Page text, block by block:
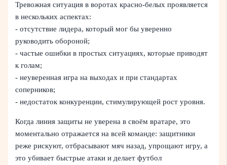
Тревожная ситуация в воротах красно-белых проявляется
в нескольких аспектах:
- отсутствие лидера, который мог бы уверенно
руководить обороной;
- частые ошибки в простых ситуациях, которые приводят
к голам;
- неуверенная игра на выходах и при стандартах
соперников;
- недостаток конкуренции, стимулирующей рост уровня.
Когда линия защиты не уверена в своём вратаре, это
моментально отражается на всей команде: защитники
реже рискуют, отбрасывают мяч назад, упрощают игру, а
это убивает быстрые атаки и делает футбол